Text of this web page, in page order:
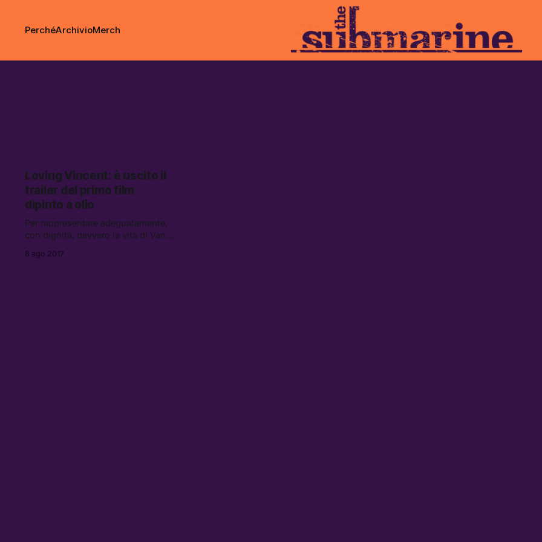
PerchéArchivioMerch
Loving Vincent: è uscito il
trailer del primo film
dipinto a olio
Per rappresentare adeguatamente,
con dignità, davvero la vita di Van
mezzo: l’olio.
8 ago 2017